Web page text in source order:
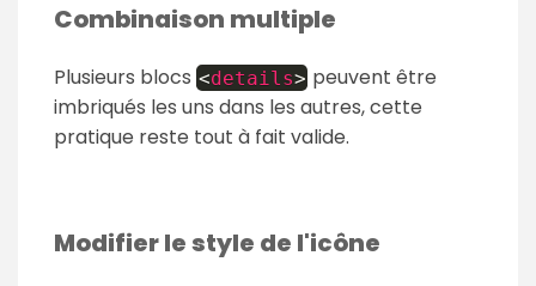
Combinaison multiple
Plusieurs blocs <details> peuvent être
imbriqués les uns dans les autres, cette
pratique reste tout à fait valide.
Modifier le style de l'icône